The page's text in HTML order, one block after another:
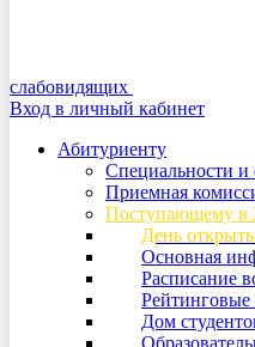
слабовидящих
Вход в личный кабинет
Абитуриенту
Специальности и
Приемная
Поступающему в
День
Основная
Расписание
Рейтинговые
Дом